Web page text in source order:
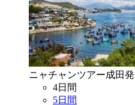
ニャチャンツアー成田発
4日間
5日間